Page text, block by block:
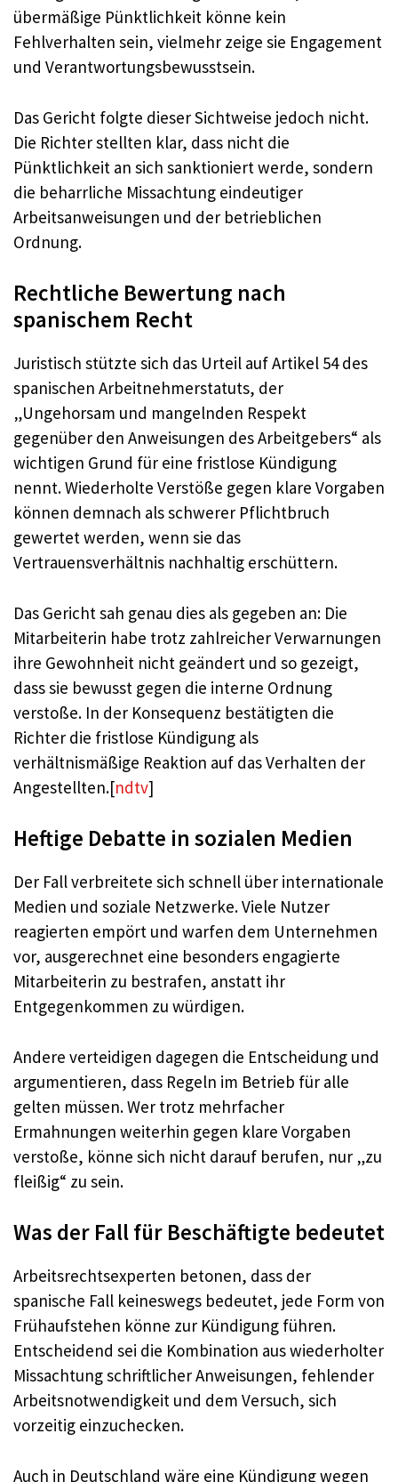
übermäßige Pünktlichkeit könne kein
Fehlverhalten sein, vielmehr zeige sie Engagement
und Verantwortungsbewusstsein.
Das Gericht folgte dieser Sichtweise jedoch nicht.
Die Richter stellten klar, dass nicht die
Pünktlichkeit an sich sanktioniert werde, sondern
die beharrliche Missachtung eindeutiger
Arbeitsanweisungen und der betrieblichen
Ordnung.
Rechtliche Bewertung nach
spanischem Recht
Juristisch stützte sich das Urteil auf Artikel 54 des
spanischen Arbeitnehmerstatuts, der
„Ungehorsam und mangelnden Respekt
gegenüber den Anweisungen des Arbeitgebers“ als
wichtigen Grund für eine fristlose Kündigung
nennt. Wiederholte Verstöße gegen klare Vorgaben
können demnach als schwerer Pflichtbruch
gewertet werden, wenn sie das
Vertrauensverhältnis nachhaltig erschüttern.
Das Gericht sah genau dies als gegeben an: Die
Mitarbeiterin habe trotz zahlreicher Verwarnungen
ihre Gewohnheit nicht geändert und so gezeigt,
dass sie bewusst gegen die interne Ordnung
verstoße. In der Konsequenz bestätigten die
Richter die fristlose Kündigung als
verhältnismäßige Reaktion auf das Verhalten der
Angestellten.[ndtv]​
Heftige Debatte in sozialen Medien
Der Fall verbreitete sich schnell über internationale
Medien und soziale Netzwerke. Viele Nutzer
reagierten empört und warfen dem Unternehmen
vor, ausgerechnet eine besonders engagierte
Mitarbeiterin zu bestrafen, anstatt ihr
Entgegenkommen zu würdigen.
Andere verteidigen dagegen die Entscheidung und
argumentieren, dass Regeln im Betrieb für alle
gelten müssen. Wer trotz mehrfacher
Ermahnungen weiterhin gegen klare Vorgaben
verstoße, könne sich nicht darauf berufen, nur „zu
fleißig“ zu sein.
Was der Fall für Beschäftigte bedeutet
Arbeitsrechtsexperten betonen, dass der
spanische Fall keineswegs bedeutet, jede Form von
Frühaufstehen könne zur Kündigung führen.
Entscheidend sei die Kombination aus wiederholter
Missachtung schriftlicher Anweisungen, fehlender
Arbeitsnotwendigkeit und dem Versuch, sich
vorzeitig einzuchecken.
Auch in Deutschland wäre eine Kündigung wegen